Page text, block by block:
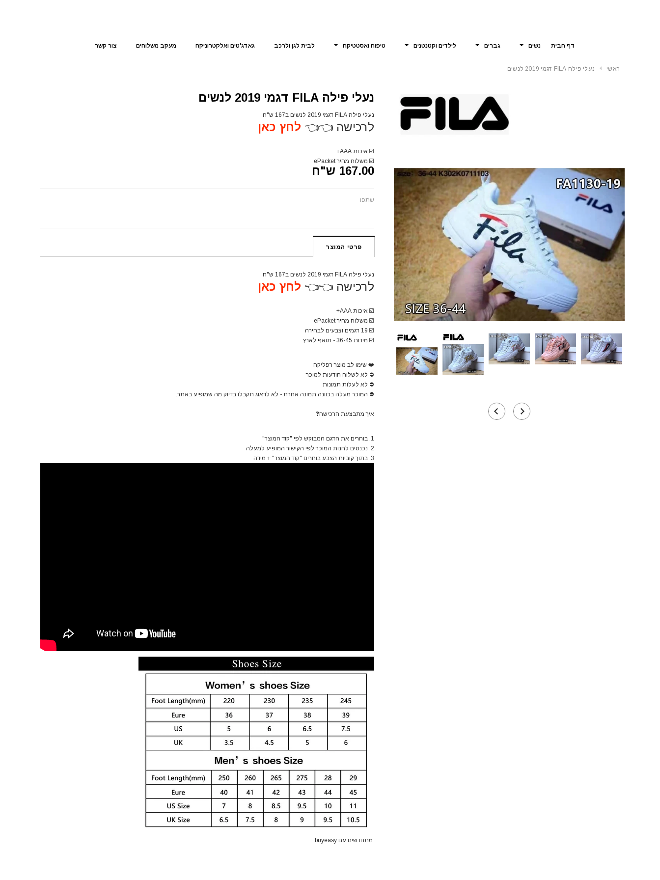
דף הבית נשים גברים לילדים וקטנטנים טיפוח ואסטטיקה לבית לגן ולרכב גאדג'טים ואלקטרוניקה מעקב משלוחים צור קשר
ראשי נעלי פילה FILA דגמי 2019 לנשים
נעלי פילה FILA דגמי 2019 לנשים
נעלי פילה FILA דגמי 2019 לנשים ב167 ש"ח
לרכישה 👈👈 לחץ כאן
☑️ איכות AAA+
☑️ משלוח מהיר ePacket
167.00 ש"ח
שתפו
פרטי המוצר
נעלי פילה FILA דגמי 2019 לנשים ב167 ש"ח
לרכישה 👈👈 לחץ כאן
☑️ איכות AAA+
☑️ משלוח מהיר ePacket
☑️
☑️ מידות 36-45 - תואף לארץ
❤️ שימו לב מוצר רפליקה
⛔ לא לשלוח הודעות למוכר
⛔ לא לעלות תמונות
⛔ המוכר מעלה בכוונה תמונה אחרת - לא לדאוג תקבלו בדיוק מה שמופיע באתר.
איך מתבצעת הרכישה❓
1. בוחרים את הדגם המבוקש לפי "קוד המוצר"
2. נכנסים לחנות המוכר לפי הקישור המופיע
למעלה
3. בתוך קוביות הצבע בוחרים "קוד המוצר" + מידה
מתחדשים עם buyeasy